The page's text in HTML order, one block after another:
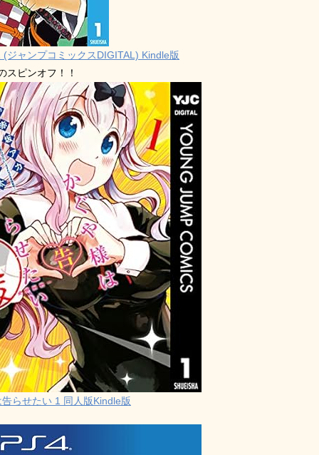
(ジャンプコミックスDIGITAL) Kindle版
スピンオフ！！
らせたい 1 同人版Kindle版